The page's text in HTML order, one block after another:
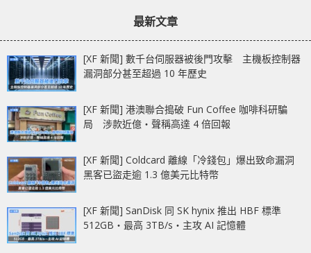
最新文章
[XF 新聞] 數千台伺服器被後門攻擊 主機板控制器
漏洞部分甚至超過 10 年歷史
[XF 新聞] 港澳聯合搗破 Fun Coffee 咖啡科研騙
局 涉款近億‧聲稱高達 4 倍回報
[XF 新聞] Coldcard 離線「冷錢包」爆出致命漏洞
黑客已盜走逾 1.3 億美元比特幣
[XF 新聞] SanDisk 同 SK hynix 推出 HBF 標準
512GB‧最高 3TB/s‧主攻 AI 記憶體